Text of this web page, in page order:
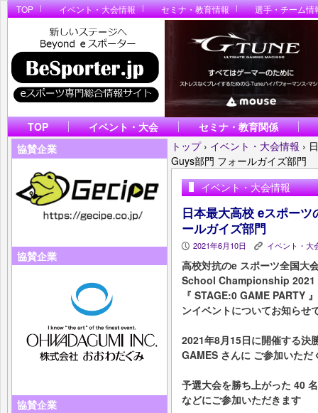
TOP イベント・大会情報 セミナ・教育情報 選手・チーム情
TOP イベント・大会
セミナ・教育関係
協賛企業
協賛企業
協賛企業
トップ › イベント・大会情報 ›
Guys部門 フォールガイズ部門
イベント・大会情報
日本最大高校 eスポー
ールガイズ部門
P 2021年6月10日 K イベント・大
高校対抗のe スポーツ全国大
School Championship 2021
『 STAGE:0 GAME PARTY
ンイベントについてお知らせ
2021年8月15日に開催する決
GAMES さんに ご参加いただ
予選大会を勝ち上がった 40
などにご参加いただきます